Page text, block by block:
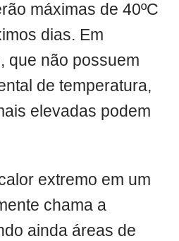
máximas de 40ºC
dias. Em
que não possuem
de temperatura,
elevadas podem
extremo em um
chama a
ainda áreas de